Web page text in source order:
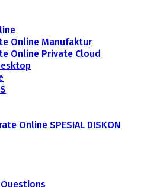
Online Manufaktur
Online Private Cloud
Online SPESIAL DISKON